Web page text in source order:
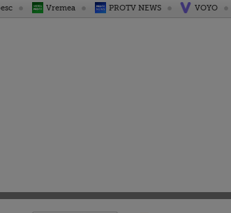
Vremea PROTV NEWS VOYO